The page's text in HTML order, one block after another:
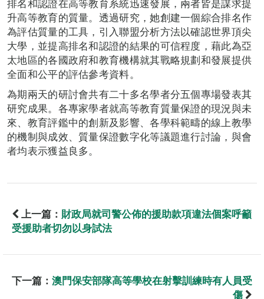
排名和認證在高等教育系統迅速發展，兩者皆是謀求提
升高等教育的質量。透過研究，她創建一個綜合排名作
為評估質量的工具，引入聯盟分析方法以確認世界頂尖
大學，並提高排名和認證的結果的可信程度，藉此為亞
太地區的各國政府和教育機構就其戰略規劃和發展提供
全面和公平的評估參考資料。
為期兩天的研討會共有二十多名學者分五個專場發表其
研究成果。各專家學者就高等教育質量保證的現況與未
來、教育評鑑中的創新及影響、各學科範疇的線上教學
的機制與成效、質量保證數字化等議題進行討論，與會
者均表示獲益良多。
上一篇： 財政局就司警公佈的援助款項違法個案呼籲
受援助者切勿以身試法
下一篇： 澳門保安部隊高等學校在射擊訓練時有人員受
傷